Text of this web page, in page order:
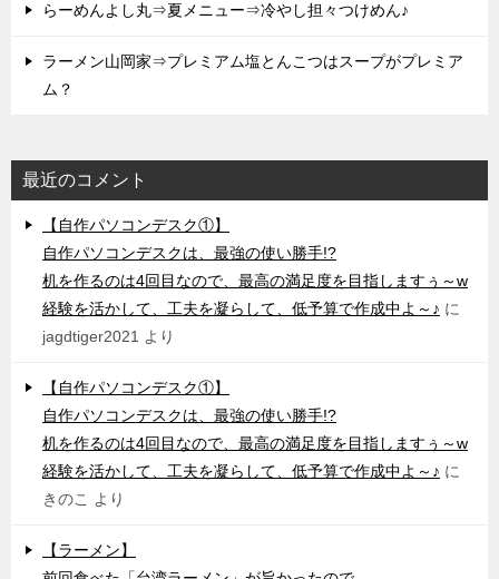
らーめんよし丸⇒夏メニュー⇒冷やし担々つけめん♪
ラーメン山岡家⇒プレミアム塩とんこつはスープがプレミア
ム？
最近のコメント
【自作パソコンデスク①】
自作パソコンデスクは、最強の使い勝手!?
机を作るのは4回目なので、最高の満足度を目指しますぅ～w
経験を活かして、工夫を凝らして、低予算で作成中よ～♪ に
jagdtiger2021 より
【自作パソコンデスク①】
自作パソコンデスクは、最強の使い勝手!?
机を作るのは4回目なので、最高の満足度を目指しますぅ～w
経験を活かして、工夫を凝らして、低予算で作成中よ～♪ に
きのこ
より
【ラーメン】